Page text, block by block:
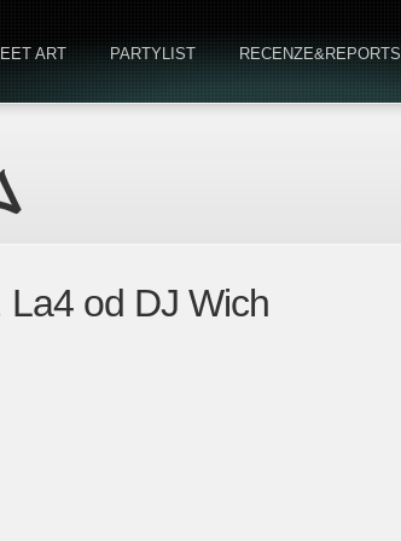
ART PARTYLIST RECENZE&REPORTS
od DJ Wich